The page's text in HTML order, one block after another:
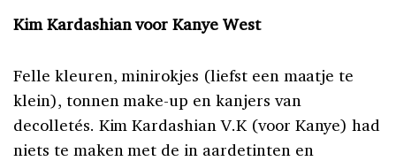
Kim Kardashian voor Kanye West
Felle kleuren, minirokjes (liefst een maatje te
klein), tonnen make-up en kanjers van
decolletés. Kim Kardashian V.K (voor Kanye) had
niets te maken met de in aardetinten en